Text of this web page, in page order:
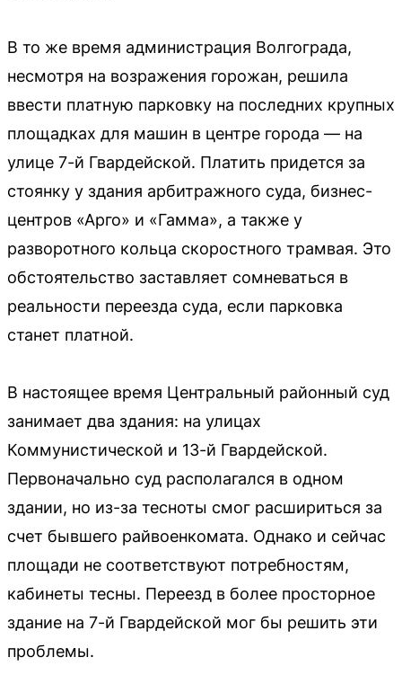
В то же время администрация Волгограда,
несмотря на возражения горожан, решила
ввести платную парковку на последних крупных
площадках для машин в центре города — на
улице 7-й Гвардейской. Платить придется за
стоянку у здания арбитражного суда, бизнес-
центров «Арго» и «Гамма», а также у
разворотного кольца скоростного трамвая. Это
обстоятельство заставляет сомневаться в
реальности переезда суда, если парковка
станет платной.
В настоящее время Центральный районный суд
занимает два здания: на улицах
Коммунистической и 13-й Гвардейской.
Первоначально суд располагался в одном
здании, но из-за тесноты смог расшириться за
счет бывшего райвоенкомата. Однако и сейчас
площади не соответствуют потребностям,
кабинеты тесны. Переезд в более просторное
здание на 7-й Гвардейской мог бы решить эти
проблемы.